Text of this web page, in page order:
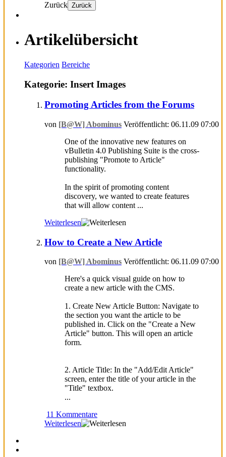
Zurück Zurück
Artikelübersicht
Kategorien Bereiche
Kategorie: Insert Images
Promoting Articles from the Forums
von [B@W] Abominus Veröffentlicht: 06.11.09 07:00
One of the innovative new features on
vBulletin 4.0 Publishing Suite is the cross-
publishing "Promote to Article"
functionality.
In the spirit of promoting content
discovery, we wanted to create features
that will allow content ...
Weiterlesen
How to Create a New Article
von [B@W] Abominus Veröffentlicht: 06.11.09 07:00
Here's a quick visual guide on how to
create a new article with the CMS.
1. Create New Article Button: Navigate to
the section you want the article to be
published in. Click on the "Create a New
Article" button. This will open an article
form.
2. Article Title: In the "Add/Edit Article"
screen, enter the title of your article in the
"Title" textbox.
...
11 Kommentare
Weiterlesen